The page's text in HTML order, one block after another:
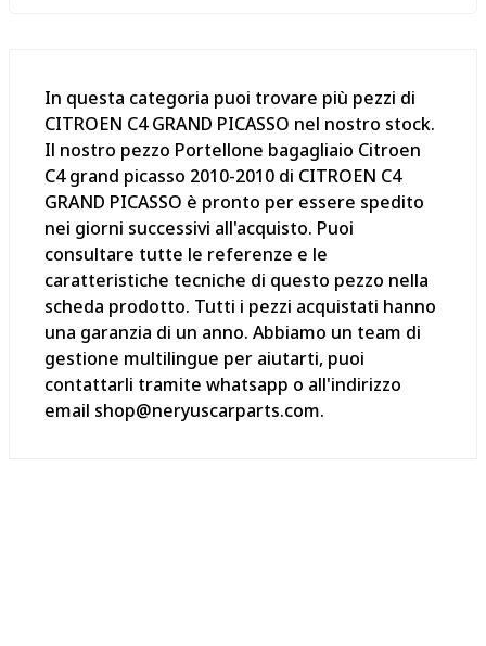
In questa categoria puoi trovare più pezzi di
CITROEN C4 GRAND PICASSO nel nostro stock.
Il nostro pezzo Portellone bagagliaio Citroen
C4 grand picasso 2010-2010 di CITROEN C4
GRAND PICASSO è pronto per essere spedito
nei giorni successivi all'acquisto. Puoi
consultare tutte le referenze e le
caratteristiche tecniche di questo pezzo nella
scheda prodotto. Tutti i pezzi acquistati hanno
una garanzia di un anno. Abbiamo un team di
gestione multilingue per aiutarti, puoi
contattarli tramite whatsapp o all'indirizzo
email shop@neryuscarparts.com.